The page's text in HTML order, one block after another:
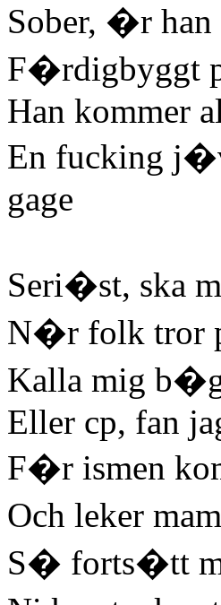
Sober, �r
F�rdigbyggt
Han kommer
En fucking
gage
Seri�st, ska
N�r folk tror
Kalla mig
Eller cp, fan
F�r ismen
Och leker
S� forts�tt